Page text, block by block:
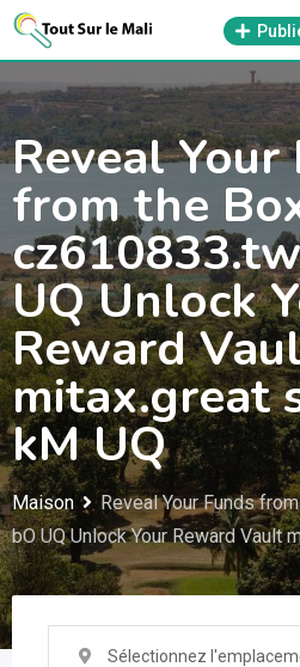
Aller
Reveal Your
from the
UQ Unlock
Reward
mitax.great
kM UQ
Maison
Reveal Your Funds
bO UQ Unlock Your Reward Vault
Sélectionnez